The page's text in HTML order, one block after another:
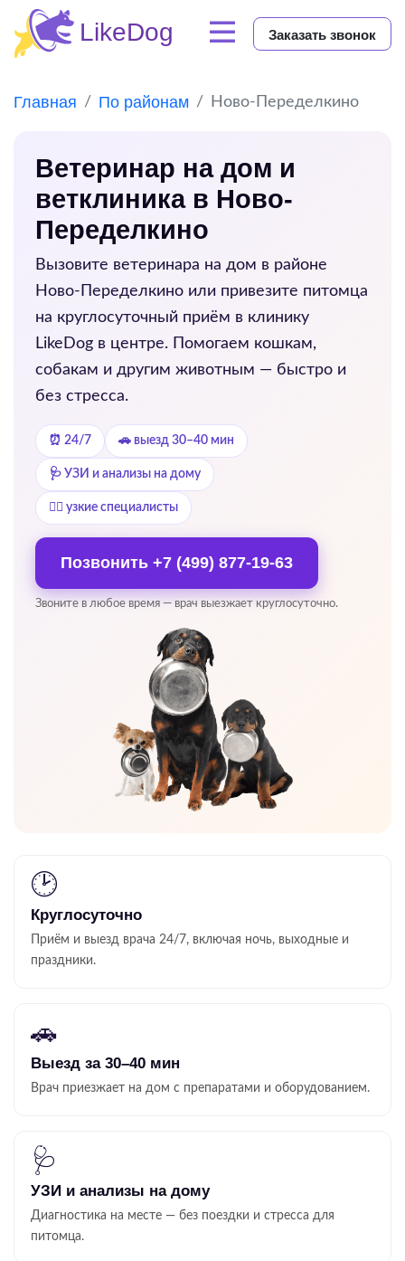
Заказать звонок
Главная По районам Ново-Переделкино
Ветеринар на дом и
ветклиника в Ново-
Переделкино
Вызовите ветеринара на дом в районе
Ново-Переделкино или привезите питомца
на круглосуточный приём в клинику
LikeDog в центре. Помогаем кошкам,
собакам и другим животным — быстро и
без стресса.
⏰ 24/7 🚗 выезд 30–40 мин
🩺 УЗИ и анализы на дому
👨‍⚕️ узкие специалисты
Позвонить +7 (499) 877-19-63
Звоните в любое время — врач выезжает круглосуточно.
🕑
Круглосуточно
Приём и выезд врача 24/7, включая ночь, выходные и
праздники.
🚗
Выезд за 30–40 мин
Врач приезжает на дом с препаратами и оборудованием.
🩺
УЗИ и анализы на дому
Диагностика на месте — без поездки и стресса для
питомца.